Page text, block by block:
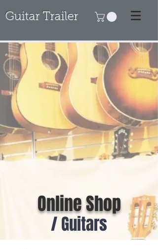
Guitar Trailer
Online Shop
/Guitars